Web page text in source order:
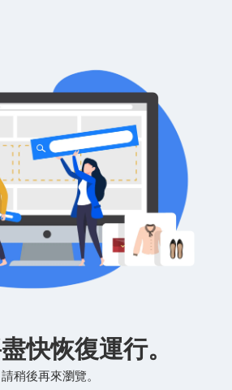
快恢復運行。
請稍後再來瀏覽。